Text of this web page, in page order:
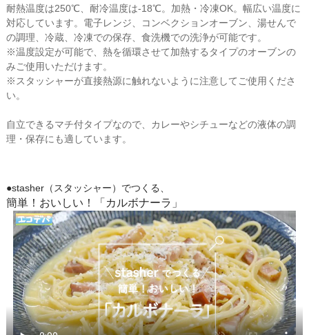
耐熱温度は250℃、耐冷温度は-18℃。加熱・冷凍OK。幅広い温度に
対応しています。電子レンジ、コンベクションオーブン、湯せんで
の調理、冷蔵、冷凍での保存、食洗機での洗浄が可能です。
※温度設定が可能で、熱を循環させて加熱するタイプのオーブンの
みご使用いただけます。
※スタッシャーが直接熱源に触れないように注意してご使用くださ
い。
自立できるマチ付タイプなので、カレーやシチューなどの液体の調
理・保存にも適しています。
●stasher（スタッシャー）でつくる、
簡単！おいしい！「カルボナーラ」